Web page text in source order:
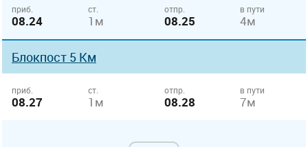
приб.
08.24
ст.
1м
отпр.
08.25
в пути
4м
Блокпост 5 Км
приб.
08.27
ст.
1м
отпр.
08.28
в пути
7м